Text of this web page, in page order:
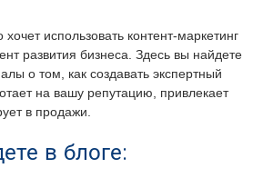
хочет использовать контент-маркетинг
развития бизнеса. Здесь вы найдете
о том, как создавать экспертный
на вашу репутацию, привлекает
в продажи.
в блоге: